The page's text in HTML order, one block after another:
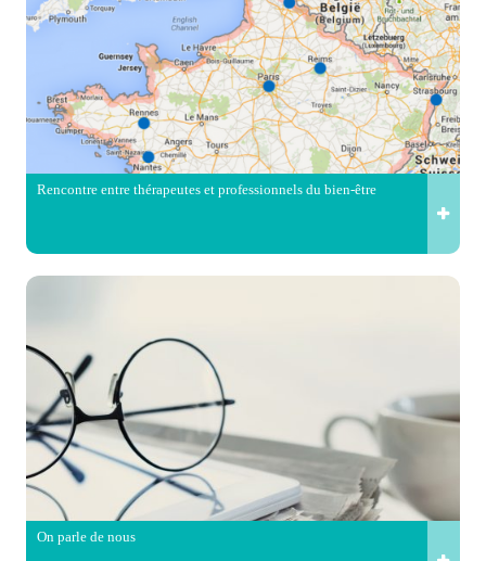
Rencontre entre thérapeutes et professionnels du bien-être
On parle de nous